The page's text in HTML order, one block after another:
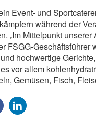
Event- und
während der
„Im Mittelpunkt
FSGG-Geschäftsführer
hochwertige
vor allem
Gemüsen, Fisch,